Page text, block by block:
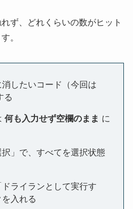
ず、どれくらいの数がヒット
。
消したいコード（今回は
る
何も入力せず空欄のまま に
択」で、すべてを選択状態
ライランとして実行す
入れる